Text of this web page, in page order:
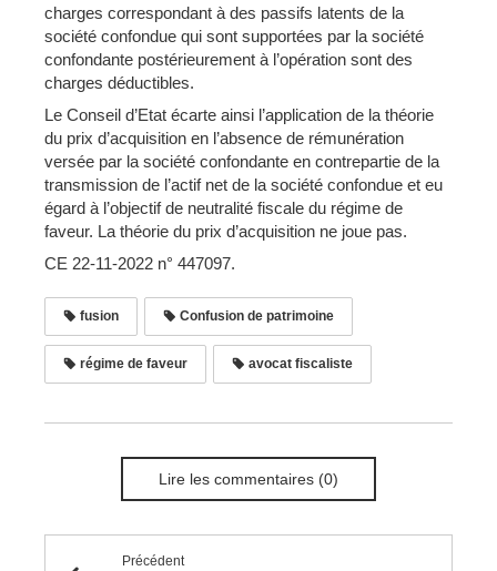
charges correspondant à des passifs latents de la
société confondue qui sont supportées par la société
confondante postérieurement à l’opération sont des
charges déductibles.
Le Conseil d’Etat écarte ainsi l’application de la théorie
du prix d’acquisition en l’absence de rémunération
versée par la société confondante en contrepartie de la
transmission de l’actif net de la société confondue et eu
égard à l’objectif de neutralité fiscale du régime de
faveur. La théorie du prix d’acquisition ne joue pas.
CE 22-11-2022 n° 447097.
fusion Confusion de patrimoine
régime de faveur avocat fiscaliste
Lire les commentaires (0)
Précédent